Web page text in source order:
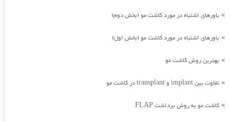
» باورهای اشتباه در مورد کاشت مو (بخش دوم)
» باورهای اشتباه در مورد کاشت مو (بخش اول)
» بهترین روش کاشت مو
» تفاوت بین implant و transplant در کاشت مو
» کاشت مو به روش برداشت FLAP